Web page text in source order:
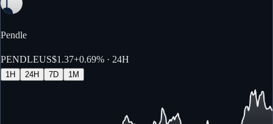
Pendle
PENDLEUS$1.37+0.69% · 24H
1H 24H 7D 1M